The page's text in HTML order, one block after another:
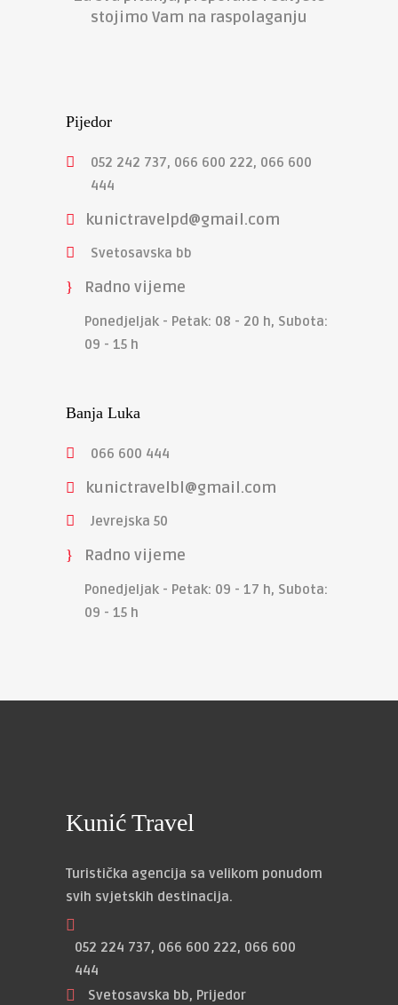
stojimo Vam na raspolaganju
Pijedor
052 242 737, 066 600 222, 066 600
444
kunictravelpd@gmail.com
Svetosavska bb
Radno vijeme
Ponedjeljak - Petak: 08 - 20 h, Subota:
09 - 15 h
Banja Luka
066 600 444
kunictravelbl@gmail.com
Jevrejska 50
Radno vijeme
Ponedjeljak - Petak: 09 - 17 h, Subota:
09 - 15 h
Kunić Travel
Turistička agencija sa velikom ponudom
svih svjetskih destinacija.
052 224 737, 066 600 222, 066 600
444
Svetosavska bb, Prijedor